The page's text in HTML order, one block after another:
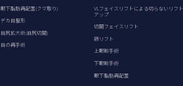
眼下脂肪再配置(クマ取り)
デカ目整形
目尻拡大術(目尻切開)
目の再手術
VLフェイスリフトによる切らないリフト
アップ
切開フェイスリフト
額リフト
上眼瞼手術
下眼瞼手術
眼下脂肪再配置